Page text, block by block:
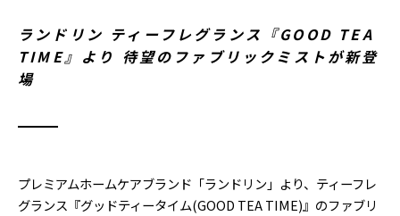
ランドリン ティーフレグランス『GOOD TEA
TIME』より 待望のファブリックミストが新登
場
プレミアムホームケアブランド「ランドリン」より、ティーフレ
グランス『グッドティータイム(GOOD TEA TIME)』のファブリ